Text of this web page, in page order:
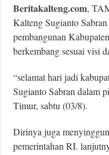
Beritakalteng.com,
Kalteng Sugianto
pembangunan
berkembang sesuai visi
“selamat hari jadi
Sugianto Sabran dalam
Timur, sabtu (03/8).
Dirinya juga
pemerintahan RI.